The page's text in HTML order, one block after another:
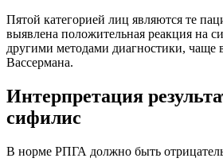
Пятой категорией лиц являются те
выявлена положительная реакция на
другими методами диагностики, чаще
Вассермана.
Интерпретация
сифилис
В норме РПГА должно быть